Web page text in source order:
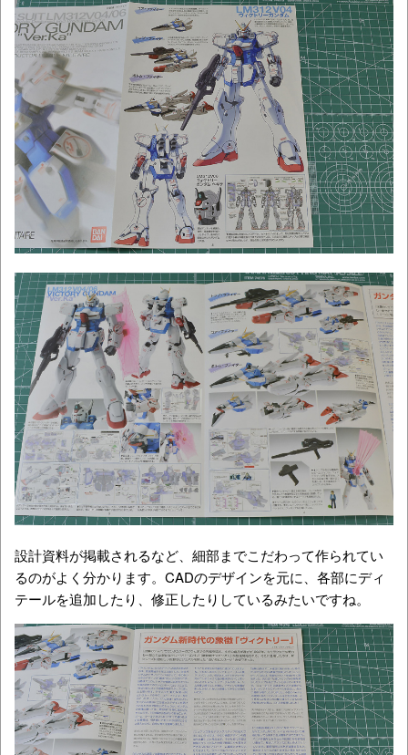
設計資料が掲載されるなど、細部までこだわって作られてい
るのがよく分かります。CADのデザインを元に、各部にディ
テールを追加したり、修正したりしているみたいですね。